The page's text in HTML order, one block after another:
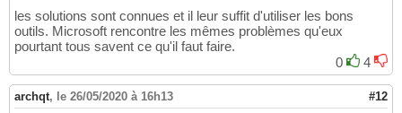
les solutions sont connues et il leur suffit d'utiliser les bons
outils. Microsoft rencontre les mêmes problèmes qu'eux
pourtant tous savent ce qu'il faut faire.
0
4
archqt, le 26/05/2020 à 16h13 #12